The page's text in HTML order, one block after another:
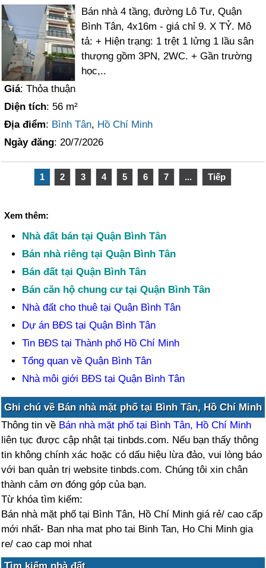
Bán nhà 4 tầng, đường Lô Tư, Quận
Bình Tân, 4x16m - giá chỉ 9. X TỶ. Mô
tả: + Hiện trạng: 1 trệt 1 lửng 1 lầu sân
thượng gồm 3PN, 2WC. + Gần trường
học,..
Giá: Thỏa thuận
Diện tích: 56 m²
Địa điểm: Bình Tân, Hồ Chí Minh
Ngày đăng: 20/7/2026
1 2 3 4 5 6 7 ... Tiếp
Xem thêm:
Nhà đất bán tại Quận Bình Tân
Bán nhà riêng tại Quận Bình Tân
Bán đất tại Quận Bình Tân
Bán căn hộ chung cư tại Quận Bình Tân
Nhà đất cho thuê tại Quận Bình Tân
Dự án BĐS tại Quận Bình Tân
Tin BĐS tại Thành phố Hồ Chí Minh
Tổng quan về Quận Bình Tân
Nhà môi giới BĐS tại Quận Bình Tân
Ghi chú về Bán nhà mặt phố tại Bình Tân, Hồ Chí Minh
Thông tin về Bán nhà mặt phố tại Bình Tân, Hồ Chí Minh
liên tục được cập nhật tại tinbds.com. Nếu bạn thấy thông
tin không chính xác hoặc có dấu hiệu lừa đảo, vui lòng báo
với ban quản trị website tinbds.com. Chúng tôi xin chân
thành cảm ơn đóng góp của bạn.
Từ khóa tìm kiếm:
Bán nhà mặt phố tại Bình Tân, Hồ Chí Minh giá rẻ/ cao cấp
mới nhất- Ban nha mat pho tai Binh Tan, Ho Chi Minh gia
re/ cao cap moi nhat